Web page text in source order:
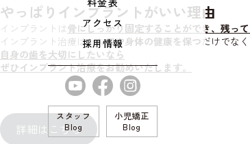
アクセス
採用情報
スタッフ
Blog
小児矯正
Blog
やっぱりインプラントがいい理由
インプラントは骨にしっかり固定することができ、残っ
インプラント治療は、お口や身体の健康を保つだけでなく
自身の歯を大切にしたいなら
ぜひインプラント治療をお勧めいたします。
詳細はこちら